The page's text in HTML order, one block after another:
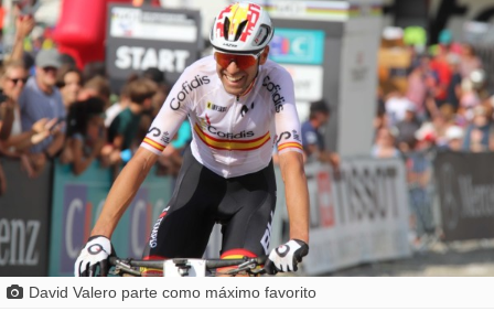
David Valero parte como máximo favorito